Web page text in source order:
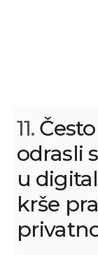
11.
odrasli
u
krše